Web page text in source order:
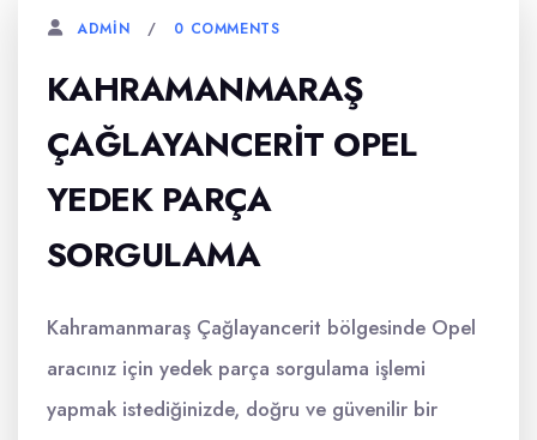
ADMIN 0 COMMENTS
KAHRAMANMARAŞ
ÇAĞLAYANCERIT OPEL
YEDEK PARÇA
SORGULAMA
Kahramanmaraş Çağlayancerit bölgesinde Opel
aracınız için yedek parça sorgulama işlemi
yapmak istediğinizde, doğru ve güvenilir bir